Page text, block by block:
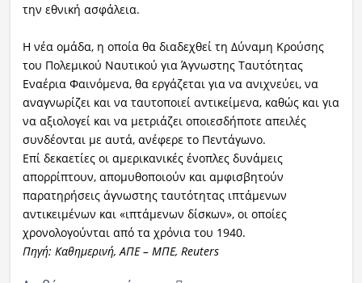
την εθνική ασφάλεια.
Η νέα ομάδα, η οποία θα διαδεχθεί τη Δύναμη Κρούσης
του Πολεμικού Ναυτικού για Άγνωστης Ταυτότητας
Εναέρια Φαινόμενα, θα εργάζεται για να ανιχνεύει, να
αναγνωρίζει και να ταυτοποιεί αντικείμενα, καθώς και για
να αξιολογεί και να μετριάζει οποιεσδήποτε απειλές
συνδέονται με αυτά, ανέφερε το Πεντάγωνο.
Επί δεκαετίες οι αμερικανικές ένοπλες δυνάμεις
απορρίπτουν, απομυθοποιούν και αμφισβητούν
παρατηρήσεις άγνωστης ταυτότητας ιπτάμενων
αντικειμένων και «ιπτάμενων δίσκων», οι οποίες
χρονολογούνται από τα χρόνια του 1940.
Πηγή: Καθημερινή, ΑΠΕ – ΜΠΕ, Reuters